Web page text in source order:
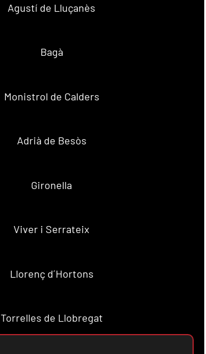
Agustí de Lluçanès
Bagà
Monistrol de Calders
Adrià de Besòs
Gironella
Viver i Serrateix
Llorenç d´Hortons
Torrelles de Llobregat